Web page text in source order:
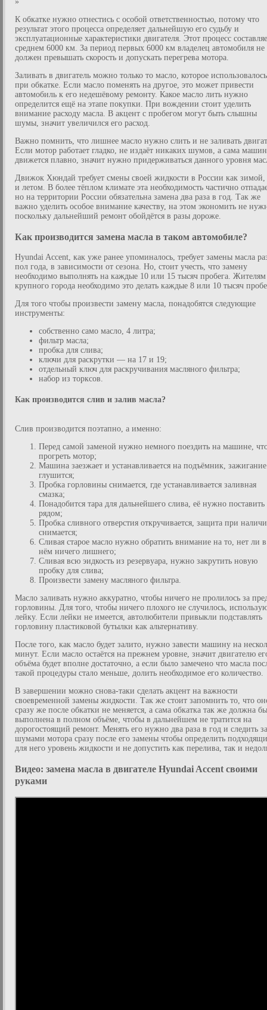
К обкатке нужно отнестись с особой ответственностью, потому что
результат этого процесса определяет дальнейшую его судьбу и
эксплуатационные характеристики двигателя. Этот процесс
среднем 6000 км. За период первых 6000 км владелец автомобиля не
должен превышать скорость и допускать перегрева мотора.
Заливать в двигатель можно только то масло, которое использовалось
при обкатке. Если масло поменять на другое, это может привести
автомобиль к его недешёвому ремонту. Какое масло лить нужно
определится ещё на этапе покупки. При вождении стоит уделить
внимание расходу масла. В акцент с пробегом могут быть слышны
шумы, значит увеличился его расход.
Важно помнить, что лишнее масло нужно слить и не заливать
Если мотор работает гладко, не издаёт никаких шумов, а сама
движется плавно, значит нужно придерживаться данного уровня
Движок Хюндай требует смены своей жидкости в России как зимой,
и летом. В более тёплом климате эта необходимость частично
но на территории России обязательна замена два раза в год. Так же
важно уделить особое внимание качеству, на этом экономить не
поскольку дальнейший ремонт обойдётся в разы дороже.
Как производится замена масла в таком автомобиле?
Hyundai Accent, как уже ранее упоминалось, требует замены масла
пол года, в зависимости от сезона. Но, стоит учесть, что замену
необходимо выполнять на каждые 10 или 15 тысяч пробега. Жителям
крупного города необходимо это делать каждые 8 или 10 тысяч
Для того чтобы произвести замену масла, понадобятся следующие
инструменты:
собственно само масло, 4 литра;
фильтр масла;
пробка для слива;
ключи для раскрутки — на 17 и 19;
отдельный ключ для раскручивания масляного фильтра;
набор из торксов.
Как производится слив и залив масла?
Слив производится поэтапно, а именно:
Перед самой заменой нужно немного поездить на машине,
прогреть мотор;
Машина заезжает и устанавливается на подъёмник, зажигание
глушится;
Пробка горловины снимается, где устанавливается заливная
смазка;
Понадобится тара для дальнейшего слива, её нужно поставить
рядом;
Пробка сливного отверстия откручивается, защита при
снимается;
Сливая старое масло нужно обратить внимание на то, нет ли в
нём ничего лишнего;
Сливая всю эидкость из резервуара, нужно закрутить новую
пробку для слива;
Произвести замену масляного фильтра.
Масло заливать нужно аккуратно, чтобы ничего не пролилось за
горловины. Для того, чтобы ничего плохого не случилось,
лейку. Если лейки не имеется, автолюбители привыкли подставлять
горловину пластиковой бутылки как альтернативу.
После того, как масло будет залито, нужно завести машину на
минут. Если масло остаётся на прежнем уровне, значит двигателю
объёма будет вполне достаточно, а если было замечено что масла
такой процедуры стало меньше, долить необходимое его количество.
В завершении можно снова-таки сделать акцент на важности
своевременной замены жидкости. Так же стоит запомнить то, что
сразу же после обкатки не меняется, а сама обкатка так же должна
выполнена в полном объёме, чтобы в дальнейшем не тратится на
дорогостоящий ремонт. Менять его нужно два раза в год и следить за
шумами мотора сразу после его замены чтобы определить
для него уровень жидкости и не допустить как перелива, так и
Видео: замена масла в двигателе Hyundai Accent своими
руками